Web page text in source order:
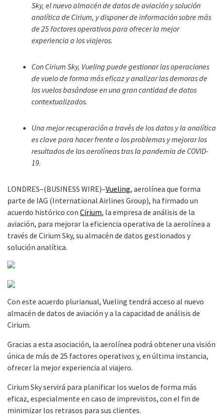
Sky, el nuevo almacén de datos de aviación y solución
analítica de Cirium, y disponer de información sobre más
de 25 factores operativos para ofrecer la mejor
experiencia a los viajeros.
Con Cirium Sky, Vueling puede gestionar las operaciones
de vuelo de forma más eficaz y analizar las demoras de
los vuelos basándose en una gran cantidad de datos
contextualizados.
Una mejor recuperación a través de los datos y la analítica
es clave para hacer frente a los problemas y mejorar los
resultados de las aerolíneas tras la pandemia de COVID-
19.
LONDRES–(BUSINESS WIRE)–Vueling, aerolínea que forma
parte de IAG (International Airlines Group), ha firmado un
acuerdo histórico con Cirium, la empresa de análisis de la
aviación, para mejorar la eficiencia operativa de la aerolínea a
través de Cirium Sky, su almacén de datos gestionados y
solución analítica.
Con este acuerdo plurianual, Vueling tendrá acceso al nuevo
almacén de datos de aviación y a la capacidad de análisis de
Cirium.
Gracias a esta asociación, la aerolínea podrá obtener una visión
única de más de 25 factores operativos y, en última instancia,
ofrecer la mejor experiencia al viajero.
Cirium Sky servirá para planificar los vuelos de forma más
eficaz, especialmente en caso de imprevistos, con el fin de
minimizar los retrasos para sus clientes.